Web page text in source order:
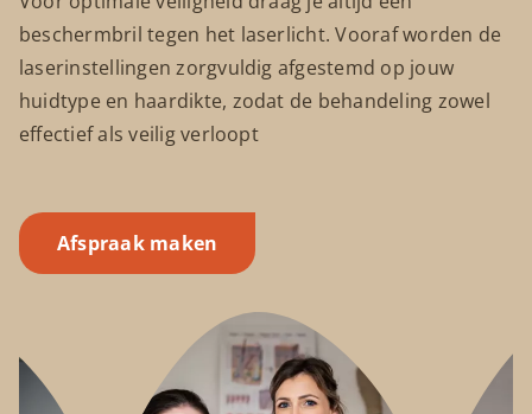
beschermbril tegen het laserlicht. Vooraf worden de
laserinstellingen zorgvuldig afgestemd op jouw
huidtype en haardikte, zodat de behandeling zowel
effectief als veilig verloopt
Afspraak maken